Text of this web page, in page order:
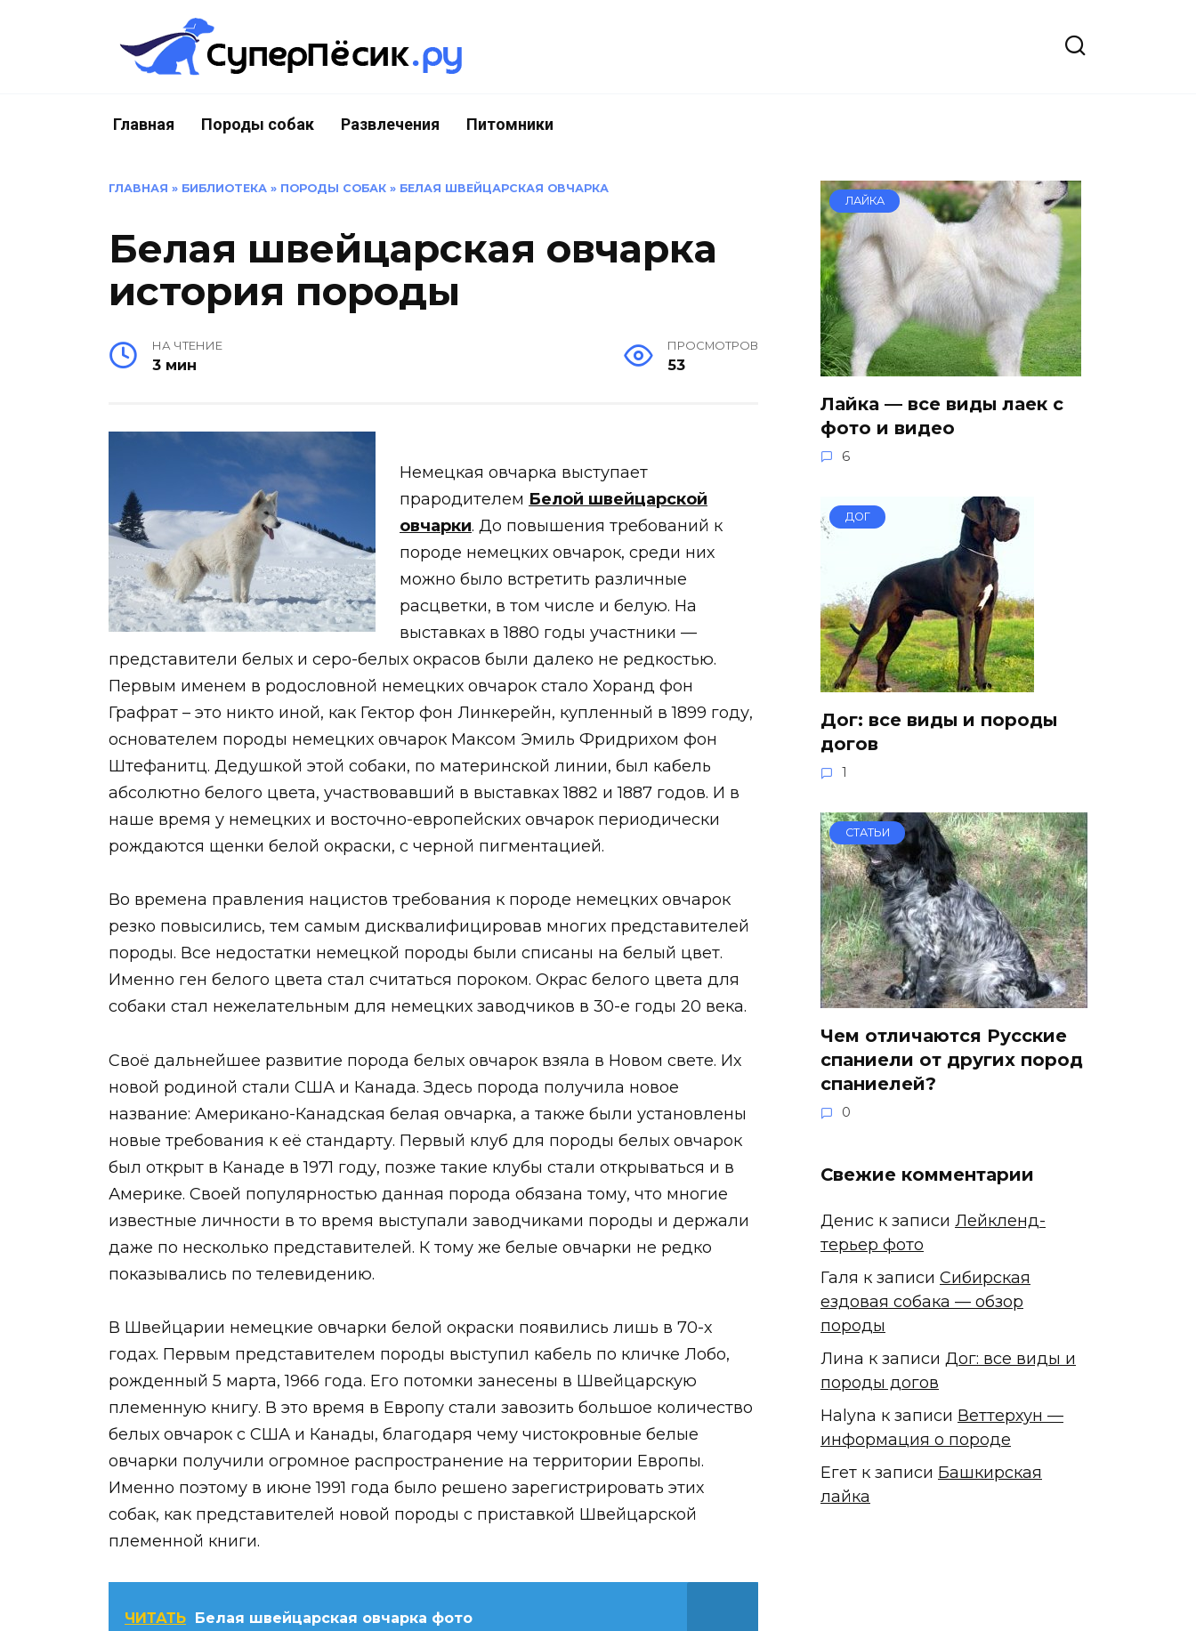
Главная Породы собак Развлечения Питомники
ГЛАВНАЯ » БИБЛИОТЕКА » ПОРОДЫ СОБАК » БЕЛАЯ ШВЕЙЦАРСКАЯ ОВЧАРКА
Белая швейцарская овчарка
история породы
НА ЧТЕНИЕ
3 мин
ПРОСМОТРОВ
53
Немецкая овчарка выступает
прародителем Белой швейцарской
овчарки. До повышения требований к
породе немецких овчарок, среди них
можно было встретить различные
расцветки, в том числе и белую. На
выставках в 1880 годы участники —
представители белых и серо-белых окрасов были далеко не редкостью.
Первым именем в родословной немецких овчарок стало Хоранд фон
Графрат – это никто иной, как Гектор фон Линкерейн, купленный в 1899 году,
основателем породы немецких овчарок Максом Эмиль Фридрихом фон
Штефанитц. Дедушкой этой собаки, по материнской линии, был кабель
абсолютно белого цвета, участвовавший в выставках 1882 и 1887 годов. И в
наше время у немецких и восточно-европейских овчарок периодически
рождаются щенки белой окраски, с черной пигментацией.
Во времена правления нацистов требования к породе немецких овчарок
резко повысились, тем самым дисквалифицировав многих представителей
породы. Все недостатки немецкой породы были списаны на белый цвет.
Именно ген белого цвета стал считаться пороком. Окрас белого цвета для
собаки стал нежелательным для немецких заводчиков в 30-е годы 20 века.
Своё дальнейшее развитие порода белых овчарок взяла в Новом свете. Их
новой родиной стали США и Канада. Здесь порода получила новое
название: Американо-Канадская белая овчарка, а также были установлены
новые требования к её стандарту. Первый клуб для породы белых овчарок
был открыт в Канаде в 1971 году, позже такие клубы стали открываться и в
Америке. Своей популярностью данная порода обязана тому, что многие
известные личности в то время выступали заводчиками породы и держали
даже по несколько представителей. К тому же белые овчарки не редко
показывались по телевидению.
В Швейцарии немецкие овчарки белой окраски появились лишь в 70-х
годах. Первым представителем породы выступил кабель по кличке Лобо,
рожденный 5 марта, 1966 года. Его потомки занесены в Швейцарскую
племенную книгу. В это время в Европу стали завозить большое количество
белых овчарок с США и Канады, благодаря чему чистокровные белые
овчарки получили огромное распространение на территории Европы.
Именно поэтому в июне 1991 года было решено зарегистрировать этих
собак, как представителей новой породы с приставкой Швейцарской
племенной книги.
ЧИТАТЬ Белая швейцарская овчарка фото
ЛАЙКА
Лайка — все виды лаек с
фото и видео
6
ДОГ
Дог: все виды и породы
догов
1
СТАТЬИ
Чем отличаются Русские
спаниели от других пород
спаниелей?
0
Свежие комментарии
Денис к записи Лейкленд-
терьер фото
Галя к записи Сибирская
ездовая собака — обзор
породы
Лина к записи Дог: все виды и
породы догов
Halyna к записи Веттерхун —
информация о породе
Егет к записи Башкирская
лайка